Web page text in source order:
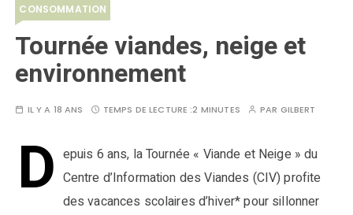
CONSOMMATION
Tournée viandes, neige et
environnement
IL Y A 18 ANS TEMPS DE LECTURE :2 MINUTES PAR GILBERT
D epuis 6 ans, la Tournée « Viande et Neige » du
Centre d’Information des Viandes (CIV) profite
des vacances scolaires d’hiver* pour sillonner